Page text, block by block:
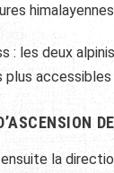
: les deux
la